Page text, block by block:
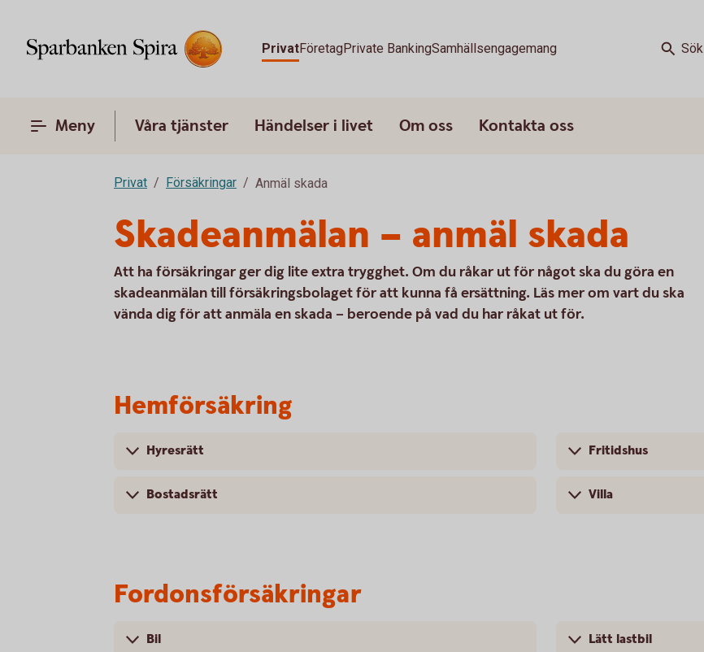
PrivatFöretagPrivate BankingSamhällsengagemang Sök
Meny Våra tjänster Händelser i livet Om oss Kontakta oss
Privat Försäkringar Anmäl skada
Skadeanmälan – anmäl skada
Att ha försäkringar ger dig lite extra trygghet. Om du råkar ut för något ska du göra en
skadeanmälan till försäkringsbolaget för att kunna få ersättning. Läs mer om vart du ska
vända dig för att anmäla en skada – beroende på vad du har råkat ut för.
Hemförsäkring
Hyresrätt
Bostadsrätt
Fritidshus
Villa
Fordonsförsäkringar
Bil Lätt lastbil